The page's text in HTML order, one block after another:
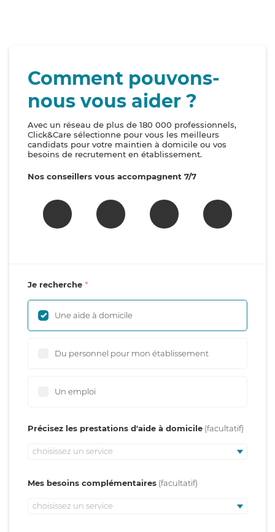
Comment pouvons-
nous vous aider ?
Avec un réseau de plus de 180 000 professionnels,
Click&Care sélectionne pour vous les meilleurs
candidats pour votre maintien à domicile ou vos
besoins de recrutement en établissement.
Nos conseillers vous accompagnent 7/7
Je recherche
Une aide à domicile
Du personnel pour mon établissement
Un emploi
Précisez les prestations d'aide à domicile
choisissez un service
Mes besoins complémentaires
choisissez un service